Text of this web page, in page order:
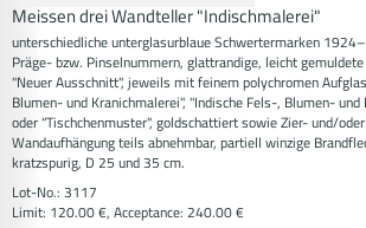
Meissen drei Wandteller "Indischmalerei"
unterschiedliche unterglasurblaue Schwertermarken
Präge- bzw. Pinselnummern, glattrandige, leicht
"Neuer Ausschnitt", jeweils mit feinem polychromen
Blumen- und Kranichmalerei", "Indische Fels-, Blumen-
oder "Tischchenmuster", goldschattiert sowie Zier- und/
Wandaufhängung teils abnehmbar, partiell winzige
kratzspurig, D 25 und 35 cm.
Lot-No.: 3117
Limit: 120.00 €, Acceptance: 240.00 €